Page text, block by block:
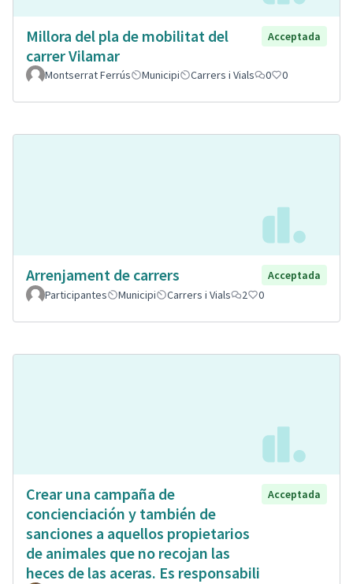
Millora del pla de mobilitat del
carrer Vilamar
Acceptada
Montserrat Ferrús Municipi Carrers i Vials 0 0
Arrenjament de carrers
Acceptada
Participantes
Municipi Carrers i Vials 2 0
Crear una campaña de
concienciación y también de
sanciones a aquellos propietarios
de animales que no recojan las
heces de las aceras. Es responsabili
Acceptada